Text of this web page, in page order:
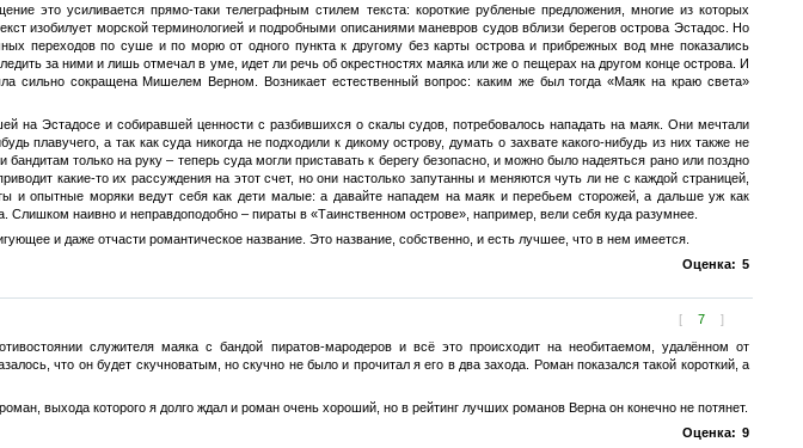
это усиливается прямо-таки телеграфным стилем текста: короткие рубленые предложения, многие из которых
изобилует морской терминологией и подробными описаниями маневров судов вблизи берегов острова Эстадос. Но
переходов по суше и по морю от одного пункта к другому без карты острова и прибрежных вод мне показались
за ними и лишь отмечал в уме, идет ли речь об окрестностях маяка или же о пещерах на другом конце острова. И
сильно сокращена Мишелем Верном. Возникает естественный вопрос: каким же был тогда «Маяк на краю света»
на Эстадосе и собиравшей ценности с разбившихся о скалы судов, потребовалось нападать на маяк. Они мечтали
плавучего, а так как суда никогда не подходили к дикому острову, думать о захвате какого-нибудь из них также не
только на руку – теперь суда могли приставать к берегу безопасно, и можно было надеяться рано или поздно
какие-то их рассуждения на этот счет, но они настолько запутанны и меняются чуть ли не с каждой страницей,
и опытные моряки ведут себя как дети малые: а давайте нападем на маяк и перебьем сторожей, а дальше уж как
Слишком наивно и неправдоподобно – пираты в «Таинственном острове», например, вели себя куда разумнее.
и даже отчасти романтическое название. Это название, собственно, и есть лучшее, что в нем имеется.
Оценка: 5
[ 7 ]
служителя маяка с бандой пиратов-мародеров и всё это происходит на необитаемом, удалённом от
что он будет скучноватым, но скучно не было и прочитал я его в два захода. Роман показался такой короткий, а
выхода которого я долго ждал и роман очень хороший, но в рейтинг лучших романов Верна он конечно не потянет.
Оценка: 9